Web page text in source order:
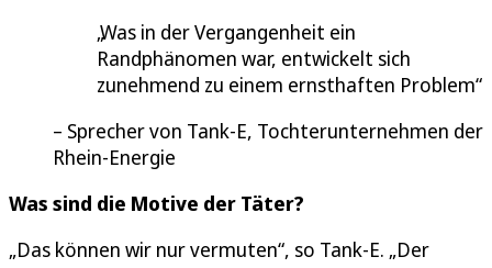
Was in der Vergangenheit ein
Randphänomen war, entwickelt sich
zunehmend zu einem ernsthaften Problem
Sprecher von Tank-E, Tochterunternehmen der
Rhein-Energie
Was sind die Motive der Täter?
„Das können wir nur vermuten“, so Tank-E. „Der